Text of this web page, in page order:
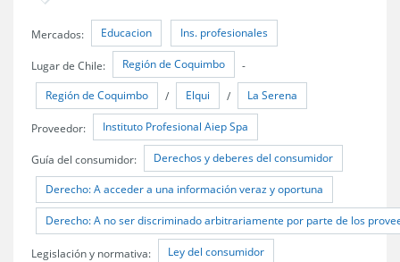
Mercados: Educacion Ins. profesionales
Lugar de Chile: Región de Coquimbo -
Región de Coquimbo / Elqui / La Serena
Proveedor: Instituto Profesional Aiep Spa
Guía del consumidor: Derechos y deberes del consumidor
Derecho: A acceder a una información veraz y oportuna
Derecho: A no ser discriminado arbitrariamente por parte de los
Legislación y normativa: Ley del consumidor